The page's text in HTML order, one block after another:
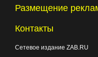
Размещение
Контакты
Сетевое издание ZAB.RU